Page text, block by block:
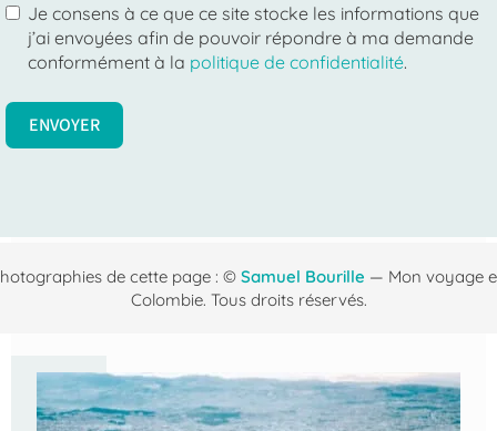
Je consens à ce que ce site stocke les informations que
j’ai envoyées afin de pouvoir répondre à ma demande
conformément à la politique de confidentialité.
ENVOYER
de cette page : © Samuel Bourille — Mon voyage
Colombie. Tous droits réservés.